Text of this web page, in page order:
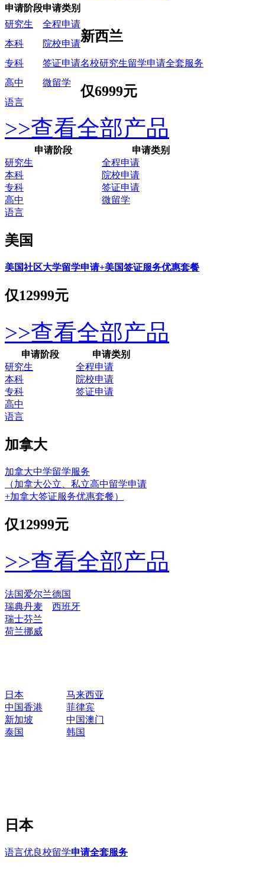
申请阶段申请类别
研究生
全程申请
新西兰
名校研究生留学申请全套服务
仅6999元
本科
院校申请
专科
签证申请
高中
微留学
语言
>>查看全部产品
申请阶段
申请类别
研究生
全程申请
本科
院校申请
专科
签证申请
高中
微留学
语言
美国
美国社区大学留学申请+美国签证服务优惠套餐
仅12999元
>>查看全部产品
申请阶段
申请类别
研究生
全程申请
本科
院校申请
专科
签证申请
高中
语言
加拿大
加拿大中学留学服务
（加拿大公立、私立高中留学申请
+加拿大签证服务优惠套餐）
仅12999元
>>查看全部产品
法国爱尔兰德国
瑞典丹麦
西班牙
瑞士芬兰
荷兰挪威
日本
马来西亚
中国香港
菲律宾
新加坡
中国澳门
泰国
韩国
日本
语言优良校留学申请全套服务